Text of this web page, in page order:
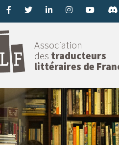
Association
des traducteurs
littéraires de